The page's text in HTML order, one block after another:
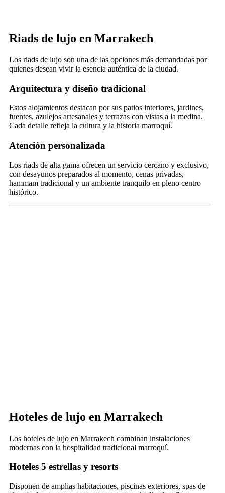
Riads de lujo en Marrakech
Los riads de lujo son una de las opciones más demandadas por
quienes desean vivir la esencia auténtica de la ciudad.
Arquitectura y diseño tradicional
Estos alojamientos destacan por sus patios interiores, jardines,
fuentes, azulejos artesanales y terrazas con vistas a la medina.
Cada detalle refleja la cultura y la historia marroquí.
Atención personalizada
Los riads de alta gama ofrecen un servicio cercano y exclusivo,
con desayunos preparados al momento, cenas privadas,
hammam tradicional y un ambiente tranquilo en pleno centro
histórico.
Hoteles de lujo en Marrakech
Los hoteles de lujo en Marrakech combinan instalaciones
modernas con la hospitalidad tradicional marroquí.
Hoteles 5 estrellas y resorts
Disponen de amplias habitaciones, piscinas exteriores, spas de